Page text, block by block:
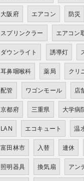
大阪府 エアコン 防災
スプリンクラー エアコン
ダウンライト 誘導灯
耳鼻咽喉科 薬局 クリ
配管 ワゴンモール 店
京都府 三重県 大学病
LAN エコキュート 温
富田林市 入替 連休
照明器具 換気扇 アン